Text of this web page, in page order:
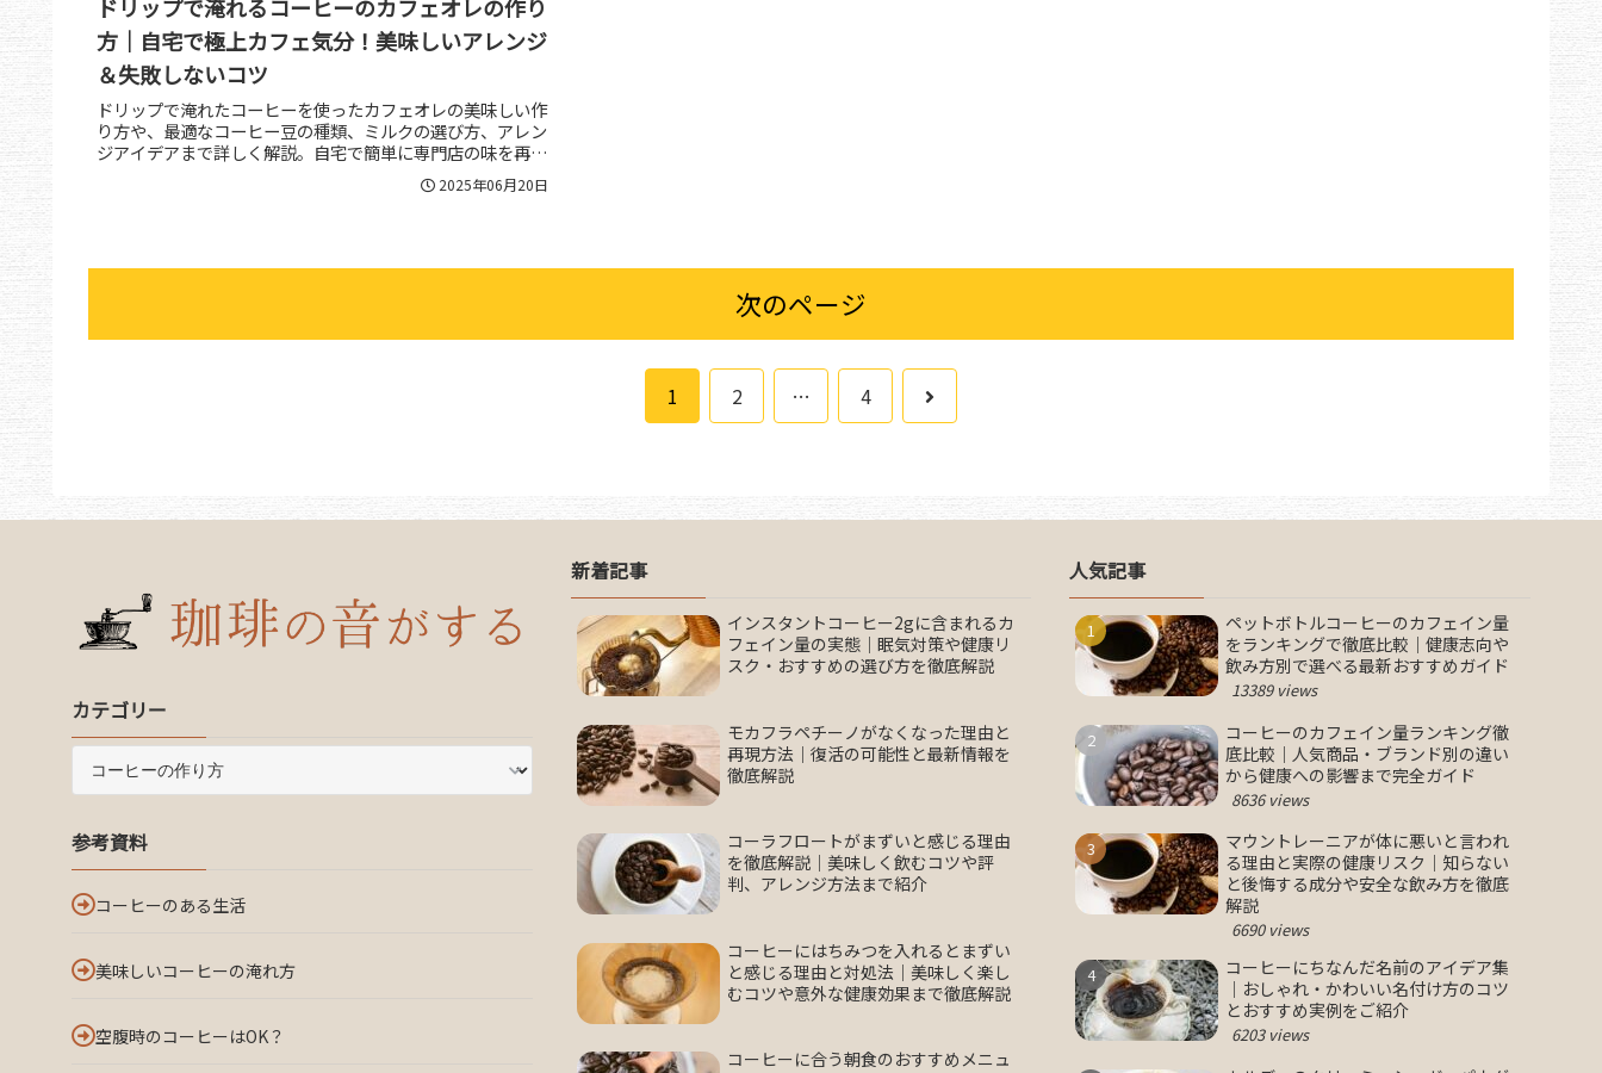
ドリップで淹れるコーヒーのカフェオレの作り
方｜自宅で極上カフェ気分！美味しいアレンジ
＆失敗しないコツ
ドリップで淹れたコーヒーを使ったカフェオレの美味しい作
り方や、最適なコーヒー豆の種類、ミルクの選び方、アレン
ジアイデアまで詳しく解説。自宅で簡単に専門店の味を再現
2025年06月20日
次のページ
1 2 … 4
次
カテゴリー
参考資料
コーヒーのある生活
美味しいコーヒーの淹れ方
空腹時のコーヒーはOK？
新着記事
インスタントコーヒー2gに含まれるカ
フェイン量の実態｜眠気対策や健康リ
スク・おすすめの選び方を徹底解説
モカフラペチーノがなくなった理由と
再現方法｜復活の可能性と最新情報を
徹底解説
コーラフロートがまずいと感じる理由
を徹底解説｜美味しく飲むコツや評
判、アレンジ方法まで紹介
コーヒーにはちみつを入れるとまずい
と感じる理由と対処法｜美味しく楽し
むコツや意外な健康効果まで徹底解説
コーヒーに合う朝食のおすすめメニュ
人気記事
ペットボトルコーヒーのカフェイン量
をランキングで徹底比較｜健康志向や
飲み方別で選べる最新おすすめガイド
13389 views
コーヒーのカフェイン量ランキング徹
底比較｜人気商品・ブランド別の違い
から健康への影響まで完全ガイド
8636 views
マウントレーニアが体に悪いと言われ
る理由と実際の健康リスク｜知らない
と後悔する成分や安全な飲み方を徹底
解説
6690 views
コーヒーにちなんだ名前のアイデア集
｜おしゃれ・かわいい名付け方のコツ
とおすすめ実例をご紹介
6203 views